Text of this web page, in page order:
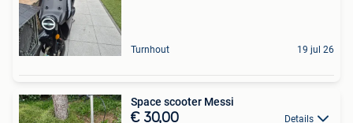
Turnhout 19 jul 26
Space scooter Messi
€ 30,00 Details